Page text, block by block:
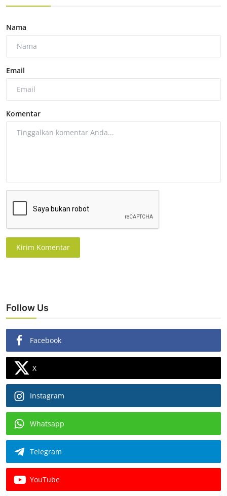
Nama
Email
Komentar
Kirim Komentar
Follow Us
Facebook
X
Instagram
Whatsapp
Telegram
YouTube